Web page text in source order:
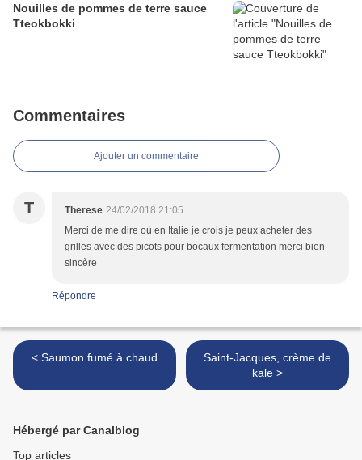
Nouilles de pommes de terre sauce
Tteokbokki
Commentaires
Ajouter un commentaire
T Therese 24/02/2018 21:05
Merci de me dire où en Italie je crois je peux acheter des
grilles avec des picots pour bocaux fermentation merci bien
sincère
Répondre
< Saumon fumé à chaud
Saint-Jacques, crème de
kale >
Hébergé par Canalblog
Top articles